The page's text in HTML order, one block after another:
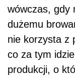
wówczas, gdy
dużemu
nie korzysta z
co za tym
produkcji, o